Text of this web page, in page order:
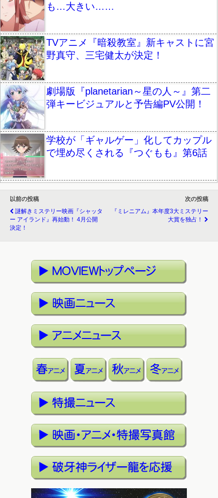
も…大きい……
TVアニメ『暗殺教室』新キャストに宮
野真守、三宅健太が決定！
劇場版『planetarian～星の人～』第二
弾キービジュアルと予告編PV公開！
学校が「ギャルゲー」化してカップル
で埋め尽くされる『つぐもも』第6話
以前の投稿
謎解きミステリー映画『シャッタ
ー アイランド』再始動！ 4月公開
決定！
次の投稿
『ミレニアム』本年度3大ミステリー
大賞を独占！